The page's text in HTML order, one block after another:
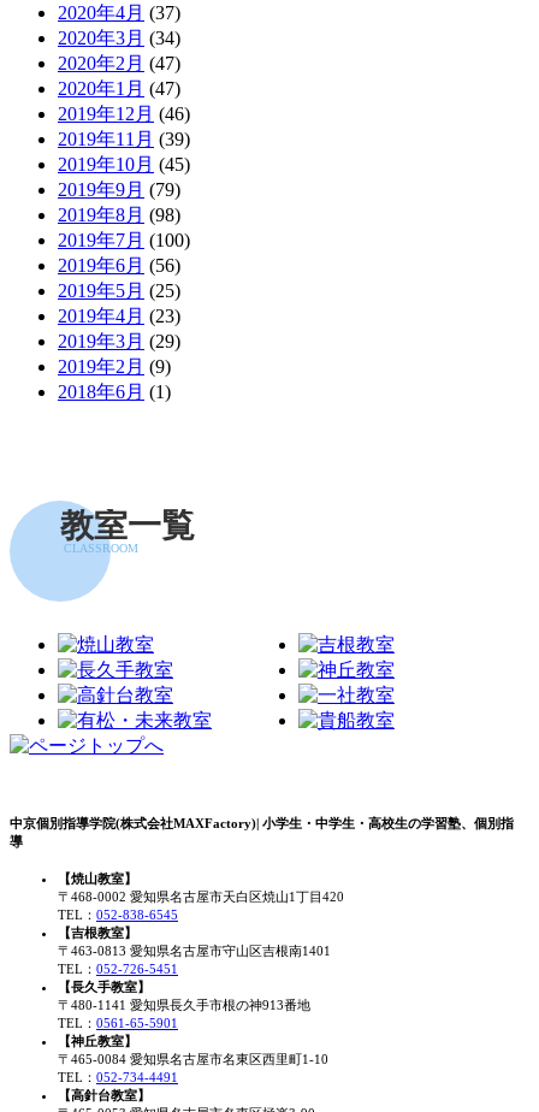
2020年4月 (37)
2020年3月 (34)
2020年2月 (47)
2020年1月 (47)
2019年12月 (46)
2019年11月 (39)
2019年10月 (45)
2019年9月 (79)
2019年8月 (98)
2019年7月 (100)
2019年6月 (56)
2019年5月 (25)
2019年4月 (23)
2019年3月 (29)
2019年2月 (9)
2018年6月 (1)
教室一覧
CLASSROOM
中京個別指導学院(株式会社MAXFactory)| 小学生・中学生・高校生の学習塾、個別指
導
【焼山教室】
〒468-0002 愛知県名古屋市天白区焼山1丁目420
TEL： 052-838-6545
【吉根教室】
〒463-0813 愛知県名古屋市守山区吉根南1401
TEL： 052-726-5451
【長久手教室】
〒480-1141 愛知県長久手市根の神913番地
TEL： 0561-65-5901
【神丘教室】
〒465-0084 愛知県名古屋市名東区西里町1-10
TEL： 052-734-4491
【高針台教室】